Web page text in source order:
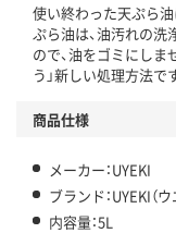
使い終わった天ぷら
ぷら油は、油汚れの
ので、油をゴミにしま
う」新しい処理方法で
商品仕様
メーカー：UYEKI
ブランド：UYEKI（ウ
内容量：5L